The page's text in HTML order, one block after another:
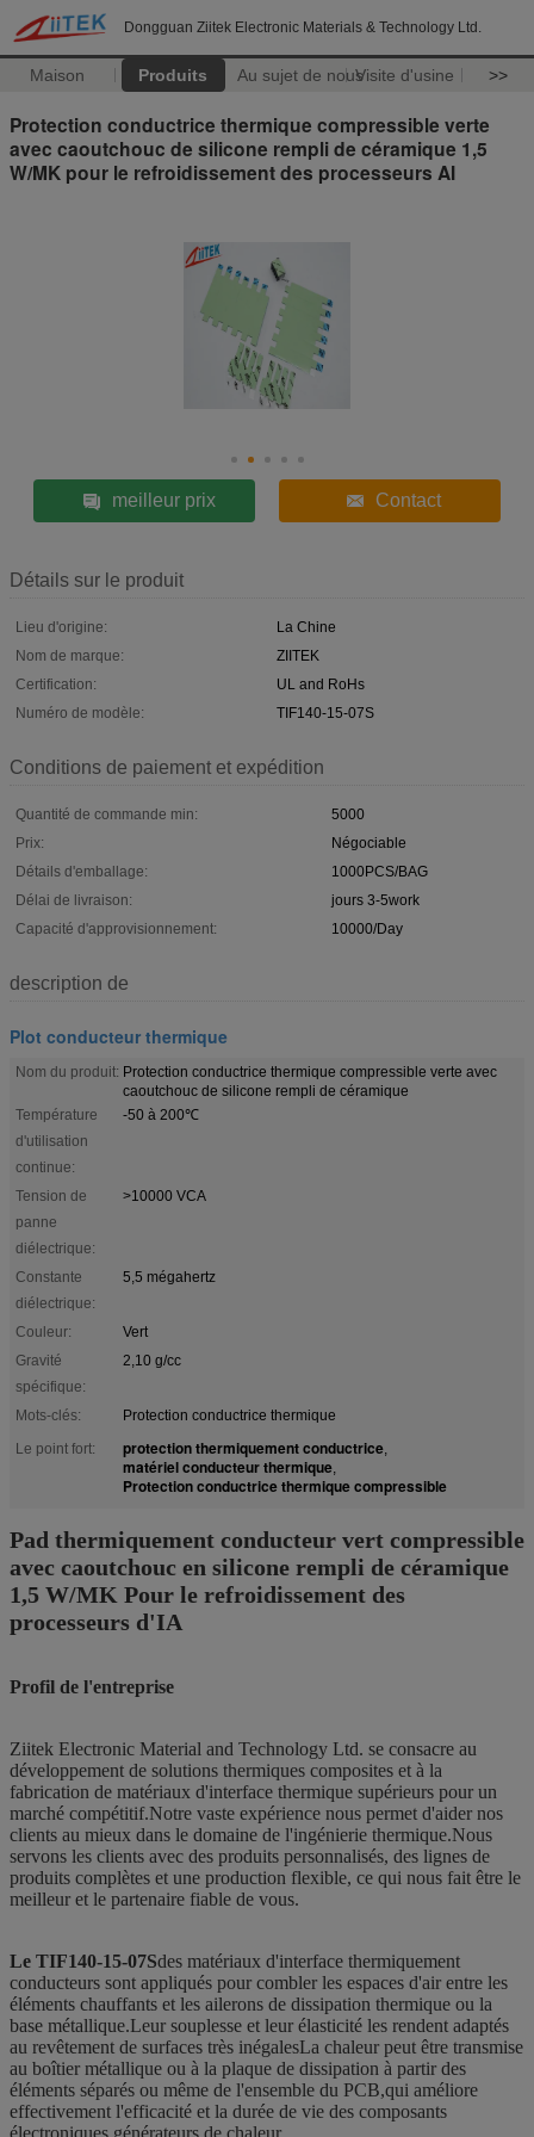
Dongguan Ziitek Electronic Materials & Technology Ltd.
Maison Produits Au sujet de nousVisite d'usine >>
Protection conductrice thermique compressible verte
avec caoutchouc de silicone rempli de céramique 1,5
W/MK pour le refroidissement des processeurs AI
meilleur prix Contact
Détails sur le produit
Lieu d'origine:
La Chine
Nom de marque:
ZIITEK
Certification:
UL and RoHs
Numéro de modèle:
TIF140-15-07S
Conditions de paiement et expédition
Quantité de commande min:
5000
Prix:
Négociable
Détails d'emballage:
1000PCS/BAG
Délai de livraison:
jours 3-5work
Capacité d'approvisionnement:
10000/Day
description de
Plot conducteur thermique
Nom du produit: Protection conductrice thermique compressible verte avec
caoutchouc de silicone rempli de céramique
Température
d'utilisation
continue:
-50 à 200℃
Tension de
panne
diélectrique:
>10000 VCA
Constante
diélectrique:
5,5 mégahertz
Couleur:
Vert
Gravité
spécifique:
2,10 g/cc
Mots-clés:
Protection conductrice thermique
Le point fort:
protection thermiquement conductrice,
matériel conducteur thermique,
Protection conductrice thermique compressible
Pad thermiquement conducteur vert compressible
avec caoutchouc en silicone rempli de céramique
1,5 W/MK Pour le refroidissement des
processeurs d'IA
Profil de l'entreprise
Ziitek Electronic Material and Technology Ltd. se consacre au
développement de solutions thermiques composites et à la
fabrication de matériaux d'interface thermique supérieurs pour un
marché compétitif.Notre vaste expérience nous permet d'aider nos
clients au mieux dans le domaine de l'ingénierie thermique.Nous
servons les clients avec des produits personnalisés, des lignes de
produits complètes et une production flexible, ce qui nous fait être le
meilleur et le partenaire fiable de vous.
Le TIF140-15-07Sdes matériaux d'interface thermiquement
conducteurs sont appliqués pour combler les espaces d'air entre les
éléments chauffants et les ailerons de dissipation thermique ou la
base métallique.Leur souplesse et leur élasticité les rendent adaptés
au revêtement de surfaces très inégalesLa chaleur peut être transmise
au boîtier métallique ou à la plaque de dissipation à partir des
éléments séparés ou même de l'ensemble du PCB,qui améliore
effectivement l'efficacité et la durée de vie des composants
électroniques générateurs de chaleur.